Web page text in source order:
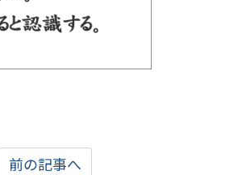
前の記事へ